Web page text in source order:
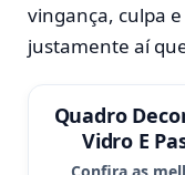
vingança, culpa
justamente aí
Quadro
Vidro E